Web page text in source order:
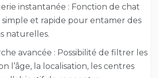
instantanée : Fonction de chat
et rapide pour entamer des
naturelles.
avancée : Possibilité de filtrer les
l’âge, la localisation, les centres